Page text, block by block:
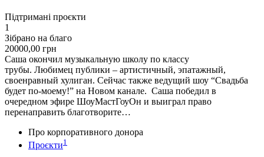
Підтримані проєкти
1
Зібрано на благо
20000,00 грн
Саша окончил музыкальную школу по классу
трубы. Любимец публики – артистичный, эпатажный,
своенравный хулиган. Сейчас также ведущий шоу “Свадьба
будет по-моему!” на Новом канале. Саша победил в
очередном эфире ШоуМастГоуОн и выиграл право
перенаправить благотворите…
Про корпоративного донора
Проєкти1